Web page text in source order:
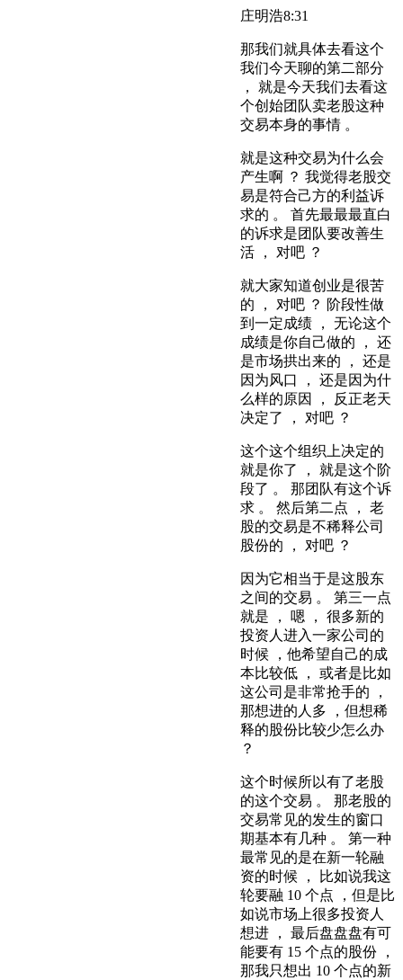
庄明浩8:31
那我们就具体去看这个
我们今天聊的第二部分
， 就是今天我们去看这
个创始团队卖老股这种
交易本身的事情 。
就是这种交易为什么会
产生啊 ？ 我觉得老股交
易是符合己方的利益诉
求的 。 首先最最最直白
的诉求是团队要改善生
活 ， 对吧 ？
就大家知道创业是很苦
的 ， 对吧 ？ 阶段性做
到一定成绩 ， 无论这个
成绩是你自己做的 ， 还
是市场拱出来的 ， 还是
因为风口 ， 还是因为什
么样的原因 ， 反正老天
决定了 ， 对吧 ？
这个这个组织上决定的
就是你了 ， 就是这个阶
段了 。 那团队有这个诉
求 。 然后第二点 ， 老
股的交易是不稀释公司
股份的 ， 对吧 ？
因为它相当于是这股东
之间的交易 。 第三一点
就是 ， 嗯 ， 很多新的
投资人进入一家公司的
时候 ，他希望自己的成
本比较低 ， 或者是比如
这公司是非常抢手的 ，
那想进的人多 ，但想稀
释的股份比较少怎么办
？
这个时候所以有了老股
的这个交易 。 那老股的
交易常见的发生的窗口
期基本有几种 。 第一种
最常见的是在新一轮融
资的时候 ， 比如说我这
轮要融 10 个点 ，但是比
如说市场上很多投资人
想进 ， 最后盘盘盘有可
能要有 15 个点的股份 ，
那我只想出 10 个点的新